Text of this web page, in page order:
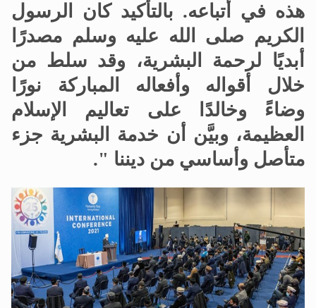
هذه في أتباعه. بالتأكيد كان الرسول
الكريم صلى الله عليه وسلم مصدرًا
أبديًا لرحمة البشرية، وقد سلط من
خلال أقواله وأفعاله المباركة نورًا
وضاءً وخالدًا على تعاليم الإسلام
العظيمة، وبيَّن أن خدمة البشرية جزء
متأصل وأساسي من ديننا ".